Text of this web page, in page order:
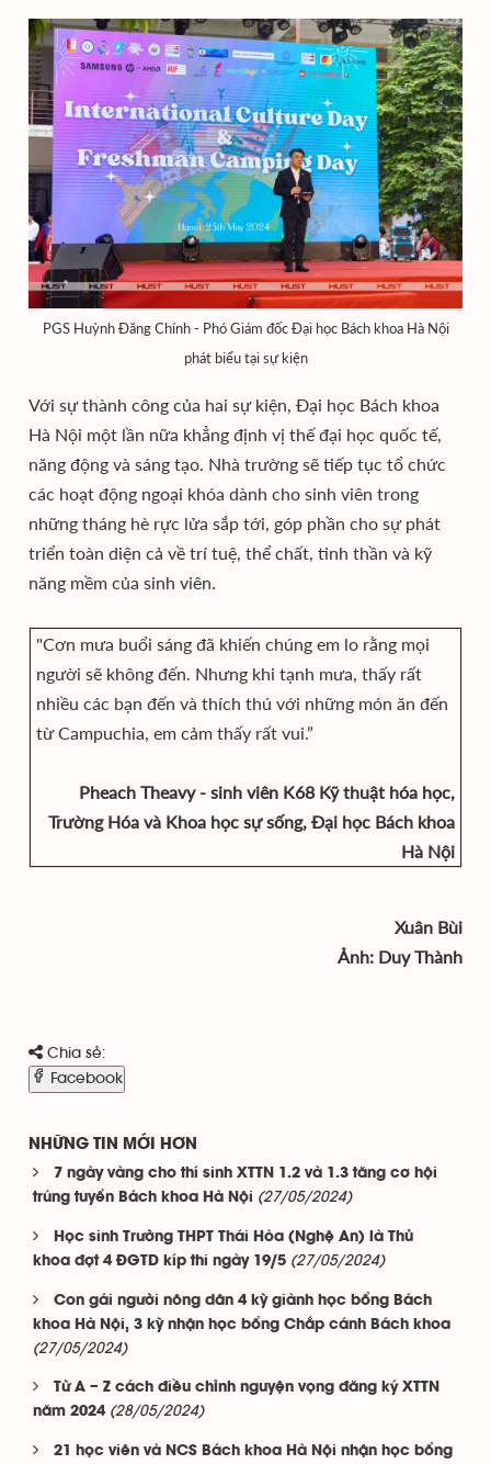
PGS Huỳnh Đăng Chính - Phó Giám đốc Đại học Bách khoa Hà Nội
phát biểu tại sự kiện
Với sự thành công của hai sự kiện, Đại học Bách khoa
Hà Nội một lần nữa khẳng định vị thế đại học quốc tế,
năng động và sáng tạo. Nhà trường sẽ tiếp tục tổ chức
các hoạt động ngoại khóa dành cho sinh viên trong
những tháng hè rực lửa sắp tới, góp phần cho sự phát
triển toàn diện cả về trí tuệ, thể chất, tinh thần và kỹ
năng mềm của sinh viên.
"Cơn mưa buổi sáng đã khiến chúng em lo rằng mọi
người sẽ không đến. Nhưng khi tạnh mưa, thấy rất
nhiều các bạn đến và thích thú với những món ăn đến
từ Campuchia, em cảm thấy rất vui.”
Pheach Theavy - sinh viên K68 Kỹ thuật hóa học,
Trường Hóa và Khoa học sự sống, Đại học Bách khoa
Hà Nội
Xuân Bùi
Ảnh: Duy Thành
Chia sẻ:
Facebook
NHỮNG TIN MỚI HƠN
7 ngày vàng cho thí sinh XTTN 1.2 và 1.3 tăng cơ hội
trúng tuyển Bách khoa Hà Nội (27/05/2024)
Học sinh Trường THPT Thái Hòa (Nghệ An) là Thủ
khoa đợt 4 ĐGTD kíp thi ngày 19/5 (27/05/2024)
Con gái người nông dân 4 kỳ giành học bổng Bách
khoa Hà Nội, 3 kỳ nhận học bổng Chắp cánh Bách khoa
(27/05/2024)
Từ A – Z cách điều chỉnh nguyện vọng đăng ký XTTN
năm 2024 (28/05/2024)
21 học viên và NCS Bách khoa Hà Nội nhận học bổng